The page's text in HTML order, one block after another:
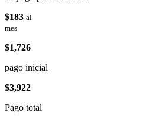
$183 al
mes
$1,726
pago inicial
$3,922
Pago total